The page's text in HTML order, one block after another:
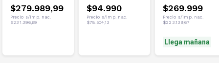
$279.989,99
Precio s/imp. nac.
$231.396,69
$94.990
Precio s/imp. nac.
$78.504,13
$269.999
Precio s/imp. nac.
$223.139,67
Llega mañana